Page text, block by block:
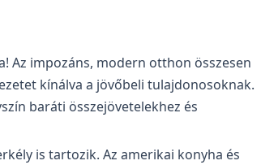
Az impozáns, modern otthon összesen
kínálva a jövőbeli tulajdonosoknak.
baráti összejövetelekhez és
is tartozik. Az amerikai konyha és